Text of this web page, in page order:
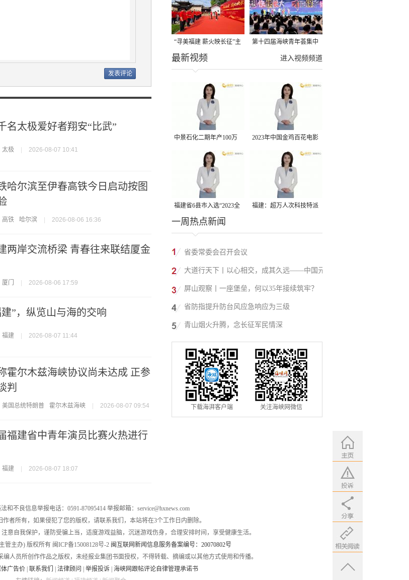
名太极爱好者翔安“比武”
太极 2026-08-07 10:41
哈尔滨至伊春高铁今日启动按图
高铁 哈尔滨 2026-08-06 16:36
两岸交流桥梁 青春往来联结厦金
厦门 2026-08-06 17:59
”，纵览山与海的交响
福建 2026-08-07 11:44
霍尔木兹海峡协议尚未达成 正参
判
美国总统特朗普 霍尔木兹海峡 2026-08-07 09:54
福建省中青年演员比赛火热进行
福建 2026-08-07 18:07
味→
“寻美福建 薪火映长征”主
题活动在龙岩长汀启动
第十四届海峡青年荟集中
阶段活动在福州举行
进入视频频道
最新视频
中景石化二期年产100万
吨丙烷脱氢项目建成中交
2023年中国金鸡百花电影
节有福电影巡展31日启动
福建省6县市入选“2023全
国县域发展潜力百强县”
福建：超万人次科技特派
一周热点新闻
省委常委会召开会议
大道行天下丨以心相交，成其久远——中国元
首外交的世界情怀与大国气派
屏山观察丨一座堡垒，何以35年接续筑牢？
省防指提升防台风应急响应为三级
青山烟火升腾，念长征军民情深
下载海湃客户端 关注海峡网微信
和不良信息举报电话：0591-87095414 举报邮箱：service@hxnews.com
者所有，如果侵犯了您的版权，请联系我们，本站将在3个工作日内删除。
意自我保护，谨防受骗上当，适度游戏益脑，沉迷游戏伤身，合理安排时间，享受健康生活。
管主办) 版权所有 闽ICP备15008128号-2 闽互联网新闻信息服务备案编号：20070802号
人员所创作作品之版权，未经报业集团书面授权，不得转载、摘编或以其他方式使用和传播。
广告价 联系我们 法律顾问 举报投诉
海峡网跟帖评论自律管理承诺书